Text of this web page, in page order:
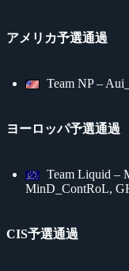
アメリカ予選通過
Team NP –
ヨーロッパ予選通過
Team Liquid –
MinD_ContRoL,
CIS予選通過